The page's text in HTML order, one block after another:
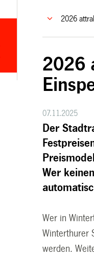
2026
2026
07.11.2025
Der
Wer
Wer in
Winterthurer
werden.